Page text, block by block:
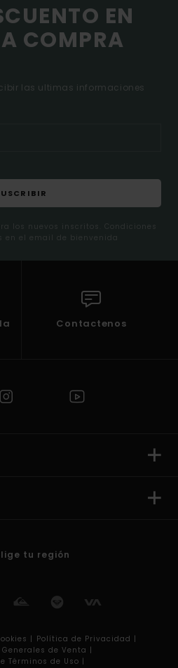
EN
COMPRA
las ultimas informaciones
los nuevos inscritos. Condiciones
en el email de bienvenida
Contactenos
tu región
| Política de Privacidad |
de Venta |
Términos de Uso |